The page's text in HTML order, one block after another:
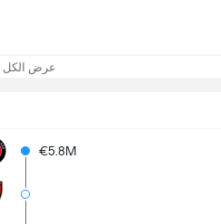
عرض الكل
€5.8M